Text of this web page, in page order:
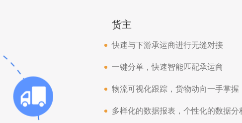
货主
快速与下游承运商进行无缝对接
一键分单，快速智能匹配承运商
物流可视化跟踪，货物动向一手掌握
多样化的数据报表，个性化的数据分